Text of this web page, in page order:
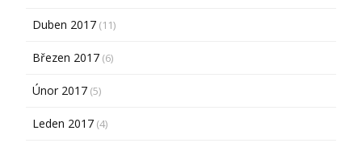
Duben 2017 (11)
Březen 2017 (6)
Únor 2017 (5)
Leden 2017 (4)